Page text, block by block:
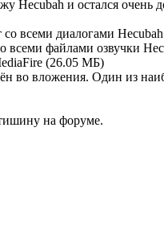
Hecubah и остался
всеми диалогами
всеми файлами озвучки
(26.05 МБ)
во вложения. Один из
на форуме.